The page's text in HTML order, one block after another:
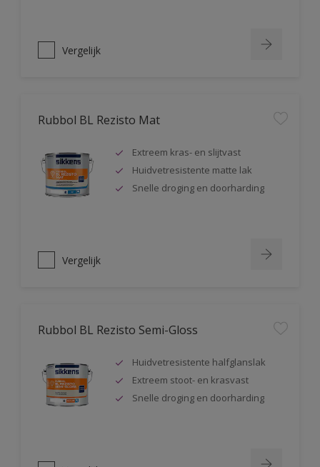
Vergelijk
Rubbol BL Rezisto Mat
Extreem kras- en slijtvast
Huidvetresistente matte lak
Snelle droging en doorharding
Vergelijk
Rubbol BL Rezisto Semi-Gloss
Huidvetresistente halfglanslak
Extreem stoot- en krasvast
Snelle droging en doorharding